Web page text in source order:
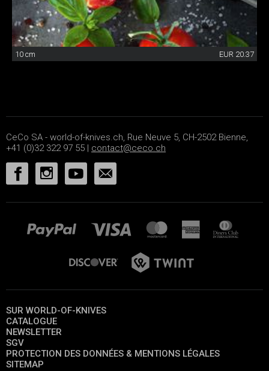
10 cm EUR 20.37
CeCo SA - world-of-knives.ch, Rue Neuve 5, CH-2502 Bienne,
+41 (0)32 322 97 55 | contact@ceco.ch
SUR WORLD-OF-KNIVES
CATALOGUE
NEWSLETTER
SGV
PROTECTION DES DONNÉES & MENTIONS LÉGALES
SITEMAP